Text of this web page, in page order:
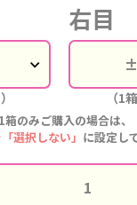
右目
（1
のみご購入の場合は、
選択しない」 に設定し